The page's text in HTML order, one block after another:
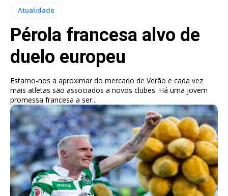
Atualidade
Pérola francesa alvo de
duelo europeu
Estamo-nos a aproximar do mercado de Verão e cada vez
mais atletas são associados a novos clubes. Há uma jovem
promessa francesa a ser...